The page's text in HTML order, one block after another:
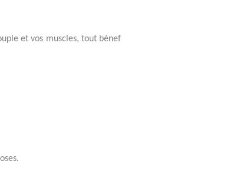
et vos muscles, tout bénef